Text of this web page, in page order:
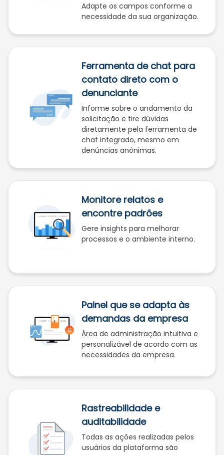
Adapte os campos conforme a
necessidade da sua organização.
Ferramenta de chat para
contato direto com o
denunciante
Informe sobre o andamento da
solicitação e tire dúvidas
diretamente pela ferramenta de
chat integrado, mesmo em
denúncias anônimas.
Monitore relatos e
encontre padrões
Gere insights para melhorar
processos e o ambiente interno.
Painel que se adapta às
demandas da empresa
Área de administração intuitiva e
personalizável de acordo com as
necessidades da empresa.
Rastreabilidade e
auditabilidade
Todas as ações realizadas pelos
usuários da plataforma são